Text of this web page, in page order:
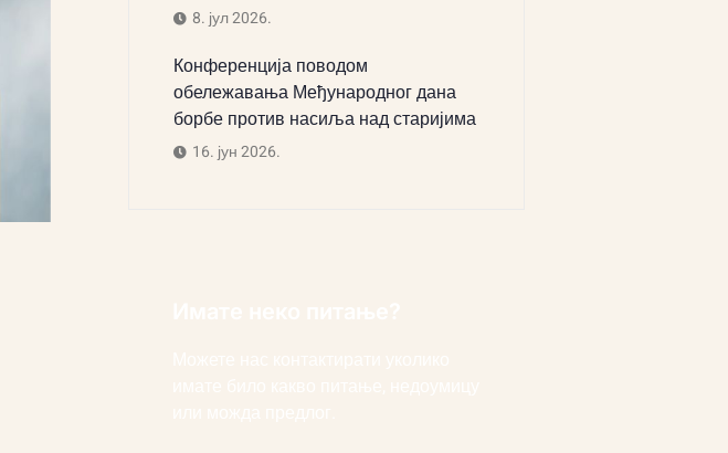
8. јул 2026.
Конференција поводом
обележавања Међународног дана
борбе против насиља над старијима
16. јун 2026.